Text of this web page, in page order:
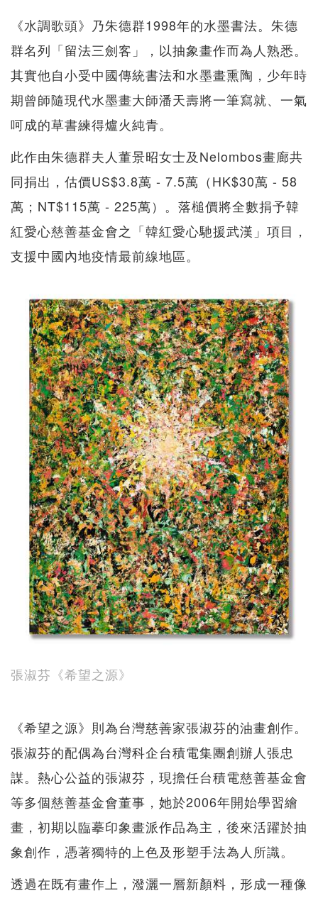
《水調歌頭》乃朱德群1998年的水墨書法。朱德
群名列「留法三劍客」，以抽象畫作而為人熟悉。
其實他自小受中國傳統書法和水墨畫熏陶，少年時
期曾師隨現代水墨畫大師潘天壽將一筆寫就、一氣
呵成的草書練得爐火純青。
此作由朱德群夫人董景昭女士及Nelombos畫廊共
同捐出，估價US$3.8萬 - 7.5萬（HK$30萬 - 58
萬；NT$115萬 - 225萬）。落槌價將全數捐予韓
紅愛心慈善基金會之「韓紅愛心馳援武漢」項目，
支援中國內地疫情最前線地區。
張淑芬《希望之源》
《希望之源》則為台灣慈善家張淑芬的油畫創作。
張淑芬的配偶為台灣科企台積電集團創辦人張忠
謀。熱心公益的張淑芬，現擔任台積電慈善基金會
等多個慈善基金會董事，她於2006年開始學習繪
畫，初期以臨摹印象畫派作品為主，後來活躍於抽
象創作，憑著獨特的上色及形塑手法為人所識。
透過在既有畫作上，潑灑一層新顏料，形成一種像